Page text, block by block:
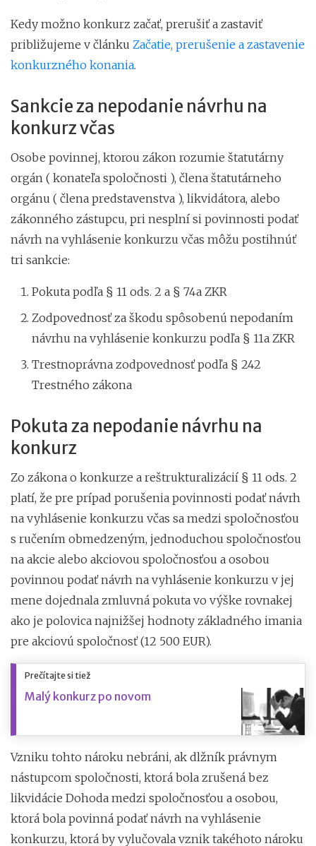
Kedy možno konkurz začať, prerušiť a zastaviť
približujeme v článku Začatie, prerušenie a zastavenie
konkurzného konania.
Sankcie za nepodanie návrhu na
konkurz včas
Osobe povinnej, ktorou zákon rozumie štatutárny
orgán ( konateľa spoločnosti ), člena štatutárneho
orgánu ( člena predstavenstva ), likvidátora, alebo
zákonného zástupcu, pri nesplní si povinnosti podať
návrh na vyhlásenie konkurzu včas môžu postihnúť
tri sankcie:
Pokuta podľa § 11 ods. 2 a § 74a ZKR
Zodpovednosť za škodu spôsobenú nepodaním
návrhu na vyhlásenie konkurzu podľa § 11a ZKR
Trestnoprávna zodpovednosť podľa § 242
Trestného zákona
Pokuta za nepodanie návrhu na
konkurz
Zo zákona o konkurze a reštrukturalizácií § 11 ods. 2
platí, že pre prípad porušenia povinnosti podať návrh
na vyhlásenie konkurzu včas sa medzi spoločnosťou
s ručením obmedzeným, jednoduchou spoločnosťou
na akcie alebo akciovou spoločnosťou a osobou
povinnou podať návrh na vyhlásenie konkurzu v jej
mene dojednala zmluvná pokuta vo výške rovnakej
ako je polovica najnižšej hodnoty základného imania
pre akciovú spoločnosť (12 500 EUR).
Prečítajte si tiež
Malý konkurz po novom
Vzniku tohto nároku nebráni, ak dlžník právnym
nástupcom spoločnosti, ktorá bola zrušená bez
likvidácie Dohoda medzi spoločnosťou a osobou,
ktorá bola povinná podať návrh na vyhlásenie
konkurzu, ktorá by vylučovala vznik takéhoto nároku